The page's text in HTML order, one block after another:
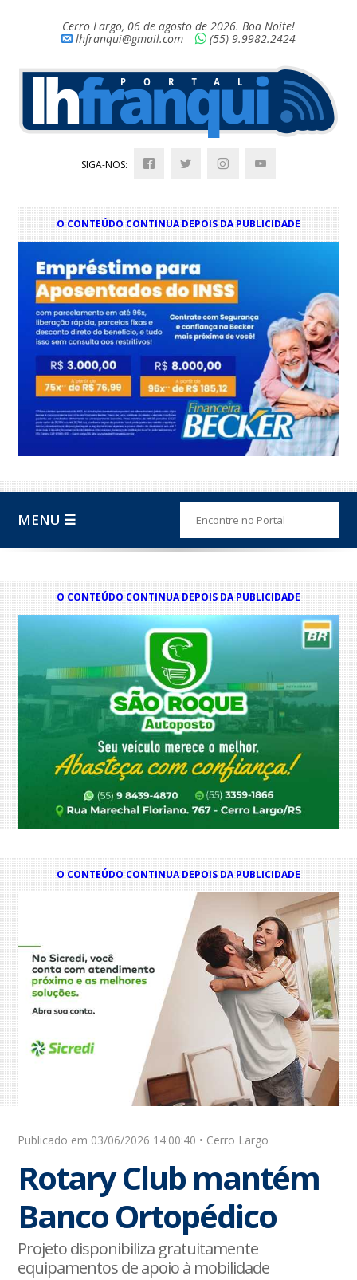
Cerro Largo, 06 de agosto de 2026. Boa Noite!
lhfranqui@gmail.com
(55) 9.9982.2424
SIGA-NOS:
O CONTEÚDO CONTINUA DEPOIS DA PUBLICIDADE
MENU ☰
O CONTEÚDO CONTINUA DEPOIS DA PUBLICIDADE
O CONTEÚDO CONTINUA DEPOIS DA PUBLICIDADE
Publicado em 03/06/2026 14:00:40 • Cerro Largo
Rotary Club mantém
Banco Ortopédico
Projeto disponibiliza gratuitamente
equipamentos de apoio à mobilidade